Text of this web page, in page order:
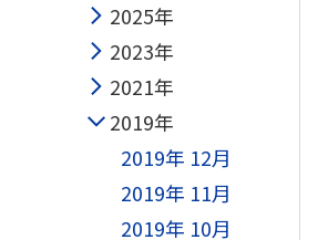
2025年
2023年
2021年
2019年
2019年 12月
2019年 11月
2019年 10月